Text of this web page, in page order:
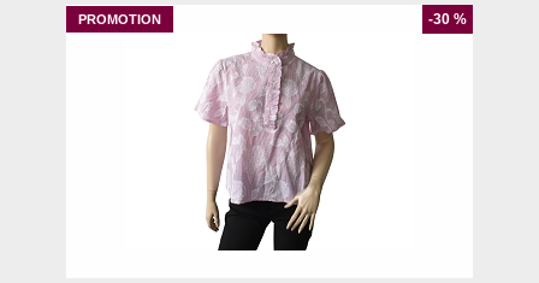
-30 %
42